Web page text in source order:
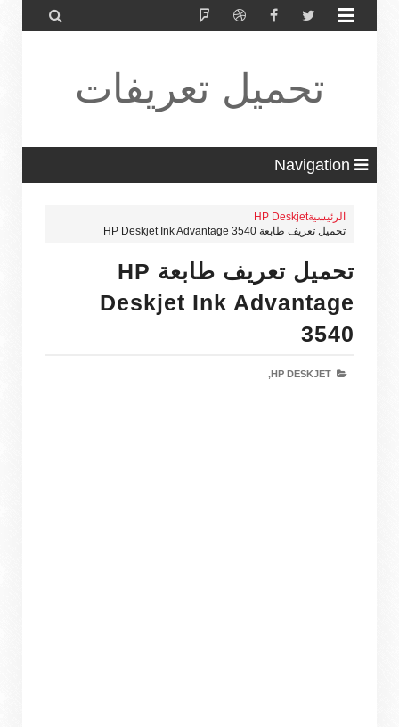


تحميل تعريفات
طابعة ولاب
توب HP Driver
الرئيسيةHP Deskjet
تحميل تعريف طابعة HP Deskjet Ink Advantage 3540
تحميل تعريف طابعة HP
Deskjet Ink Advantage
3540
HP DESKJET,